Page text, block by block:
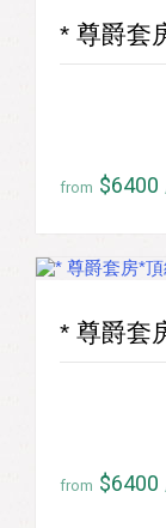
* 尊爵套
from $6400
* 尊爵套
from $6400